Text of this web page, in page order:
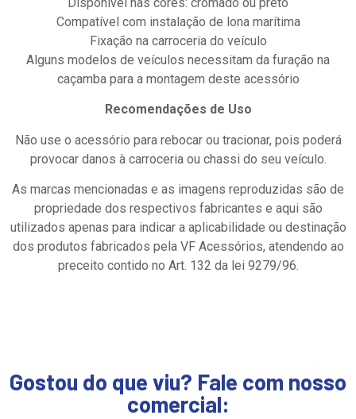
Compatível com instalação de lona marítima
Fixação na carroceria do veículo
Alguns modelos de veículos necessitam da furação na
caçamba para a montagem deste acessório
Recomendações de Uso
Não use o acessório para rebocar ou tracionar, pois poderá
provocar danos à carroceria ou chassi do seu veículo.
As marcas mencionadas e as imagens reproduzidas são de
propriedade dos respectivos fabricantes e aqui são
utilizados apenas para indicar a aplicabilidade ou destinação
dos produtos fabricados pela VF Acessórios, atendendo ao
preceito contido no Art. 132 da lei 9279/96.
Gostou do que viu? Fale com nosso
comercial: